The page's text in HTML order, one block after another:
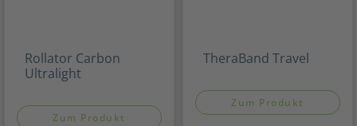
Rollator Carbon
Ultralight
Zum Produkt
TheraBand Travel
Zum Produkt